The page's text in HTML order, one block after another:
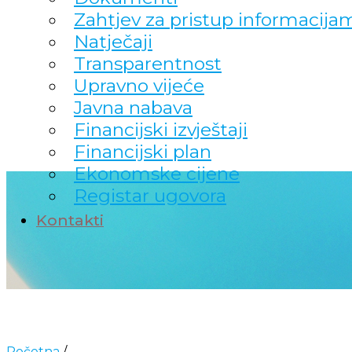
Zahtjev za pristup
Natječaji
Transparentnost
Upravno vijeće
Javna nabava
Financijski izvještaji
Financijski plan
Ekonomske cijene
Registar ugovora
Kontakti